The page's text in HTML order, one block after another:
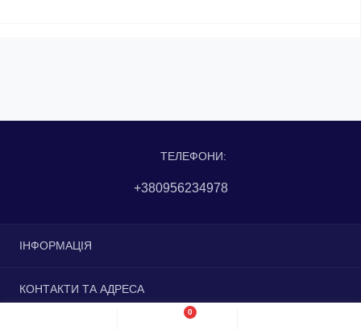
0
ТЕЛЕФОНИ:
+380956234978
ІНФОРМАЦІЯ
Повернення та обмін
КОНТАКТИ ТА АДРЕСА
вулиця Незалежності, 27, Дніпро, Дніпропетровська